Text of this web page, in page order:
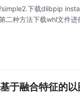
下载dlibpip
二种方法下载whl文
于融合特征的以